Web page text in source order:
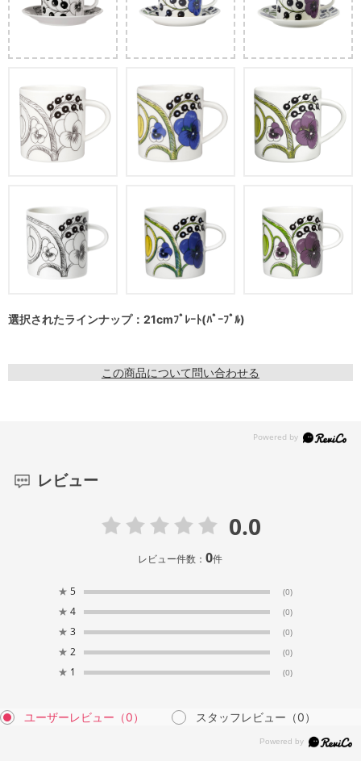
選択されたラインナップ：21cmﾌﾟﾚｰﾄ(ﾊﾟｰﾌﾟﾙ)
この商品について問い合わせる
レビュー
0.0
レビュー件数：0件
★ 5 (0)
★ 4 (0)
★ 3 (0)
★ 2 (0)
★ 1 (0)
ユーザーレビュー （0） スタッフレビュー （0）